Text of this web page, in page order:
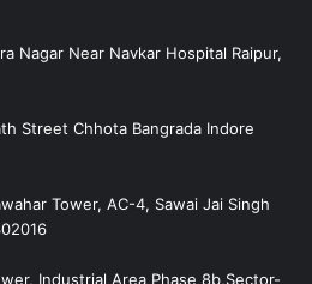
Nagar Near Navkar Hospital Raipur,
Street Chhota Bangrada Indore
Tower, AC-4, Sawai Jai Singh
Industrial Area Phase 8b,Sector-